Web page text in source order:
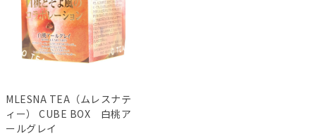
MLESNA TEA（ムレスナテ
ィー） CUBE BOX 白桃ア
ールグレイ